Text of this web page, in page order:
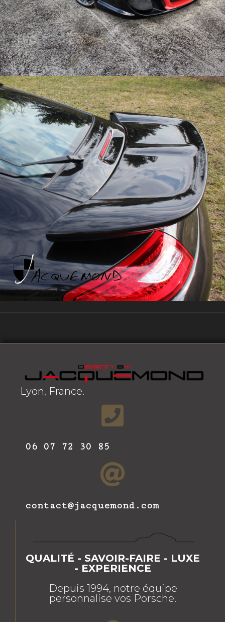
Lyon, France.
06 07 72 30 85
contact@jacquemond.com
QUALITÉ - SAVOIR-FAIRE - LUXE
- EXPERIENCE
Depuis 1994, notre équipe
personnalise vos Porsche.